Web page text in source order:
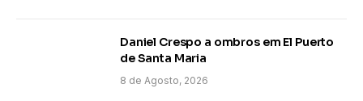
Daniel Crespo a ombros em El Puerto
de Santa Maria
8 de Agosto, 2026